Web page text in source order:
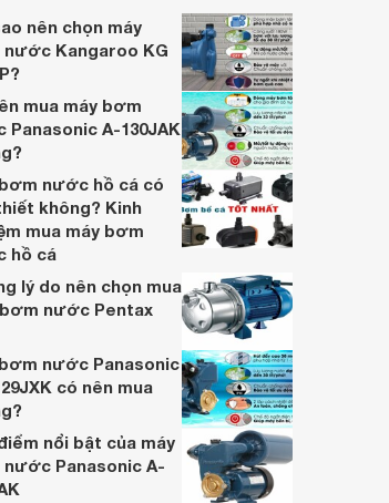
Máy rửa xe Fumak F735G
Giá từ 2.200.000 đ
Có 5 nơi bán
để chọn lựa cho phù hợp nhất.
nên chọn máy
Kangaroo KG
mua máy bơm
Panasonic A-130JAK
nước hồ cá có
không? Kinh
mua máy bơm
hồ cá
lý do nên chọn mua
nước Pentax
nước Panasonic
có nên mua
nổi bật của máy
Panasonic A-